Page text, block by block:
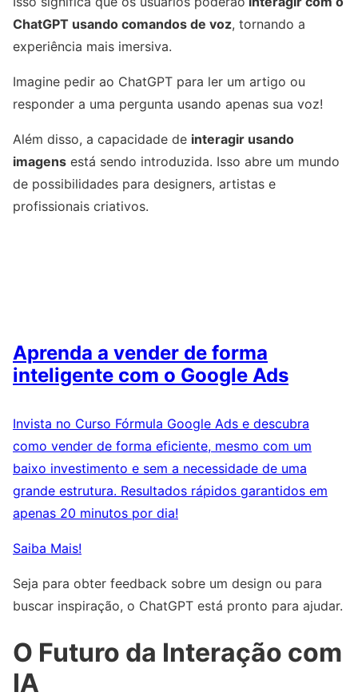
ChatGPT usando comandos de voz, tornando a
experiência mais imersiva.
Imagine pedir ao ChatGPT para ler um artigo ou
responder a uma pergunta usando apenas sua voz!
Além disso, a capacidade de interagir usando
imagens está sendo introduzida. Isso abre um mundo
de possibilidades para designers, artistas e
profissionais criativos.
Aprenda a vender de forma
inteligente com o Google Ads
Invista no Curso Fórmula Google Ads e descubra
como vender de forma eficiente, mesmo com um
baixo investimento e sem a necessidade de uma
grande estrutura. Resultados rápidos garantidos em
apenas 20 minutos por dia!
Saiba Mais!
Seja para obter feedback sobre um design ou para
buscar inspiração, o ChatGPT está pronto para ajudar.
O Futuro da Interação com
IA